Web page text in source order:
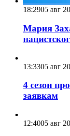
18:2905 авг
Мария
13:3305 авг
4 сезон
заявкам
12:4005 авг